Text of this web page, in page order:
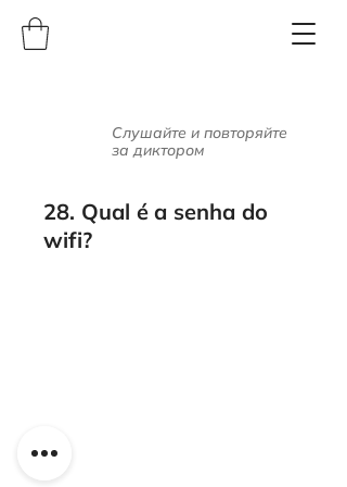
28. Qual é a senha do
wifi?
Слушайте и повторяйте
за диктором